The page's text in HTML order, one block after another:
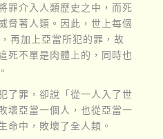
罪介入人類歷史之中，而死
脅著人類。因此，世上每個
再加上亞當所犯的罪，故
死不單是肉體上的，同時也
了罪，卻說「從一人入了世
壞亞當一個人，也從亞當一
命中，敗壞了全人類。